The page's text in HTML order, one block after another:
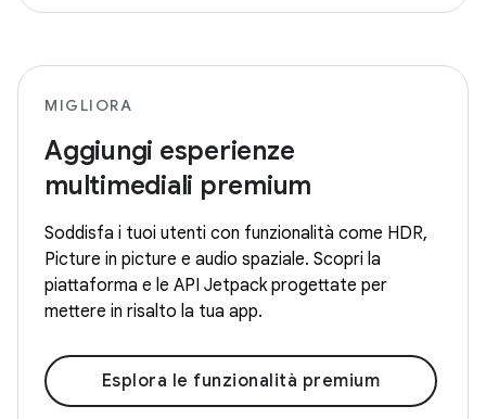
MIGLIORA
Aggiungi esperienze
multimediali premium
Soddisfa i tuoi utenti con funzionalità come HDR,
Picture in picture e audio spaziale. Scopri la
piattaforma e le API Jetpack progettate per
mettere in risalto la tua app.
Esplora le funzionalità premium